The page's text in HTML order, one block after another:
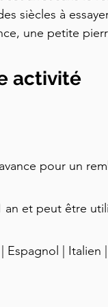
siècles à
une petite
de l'objet le plus
de la ville. Voici
que le coup
moment, la
lui
Lublin, est
de la soupe
montée à
Un maçon qui a
Un soldat russe
Litewski, ce
activité
pour un
et peut être
| Italien